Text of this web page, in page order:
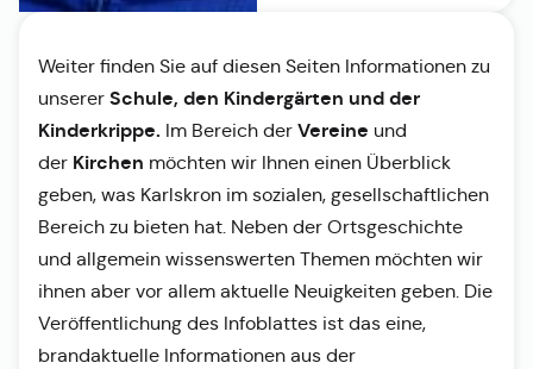
Weiter finden Sie auf diesen Seiten Informationen zu
unserer Schule, den Kindergärten und der
Kinderkrippe. Im Bereich der Vereine und
der Kirchen möchten wir Ihnen einen Überblick
geben, was Karlskron im sozialen, gesellschaftlichen
Bereich zu bieten hat. Neben der Ortsgeschichte
und allgemein wissenswerten Themen möchten wir
ihnen aber vor allem aktuelle Neuigkeiten geben. Die
Veröffentlichung des Infoblattes ist das eine,
brandaktuelle Informationen aus der